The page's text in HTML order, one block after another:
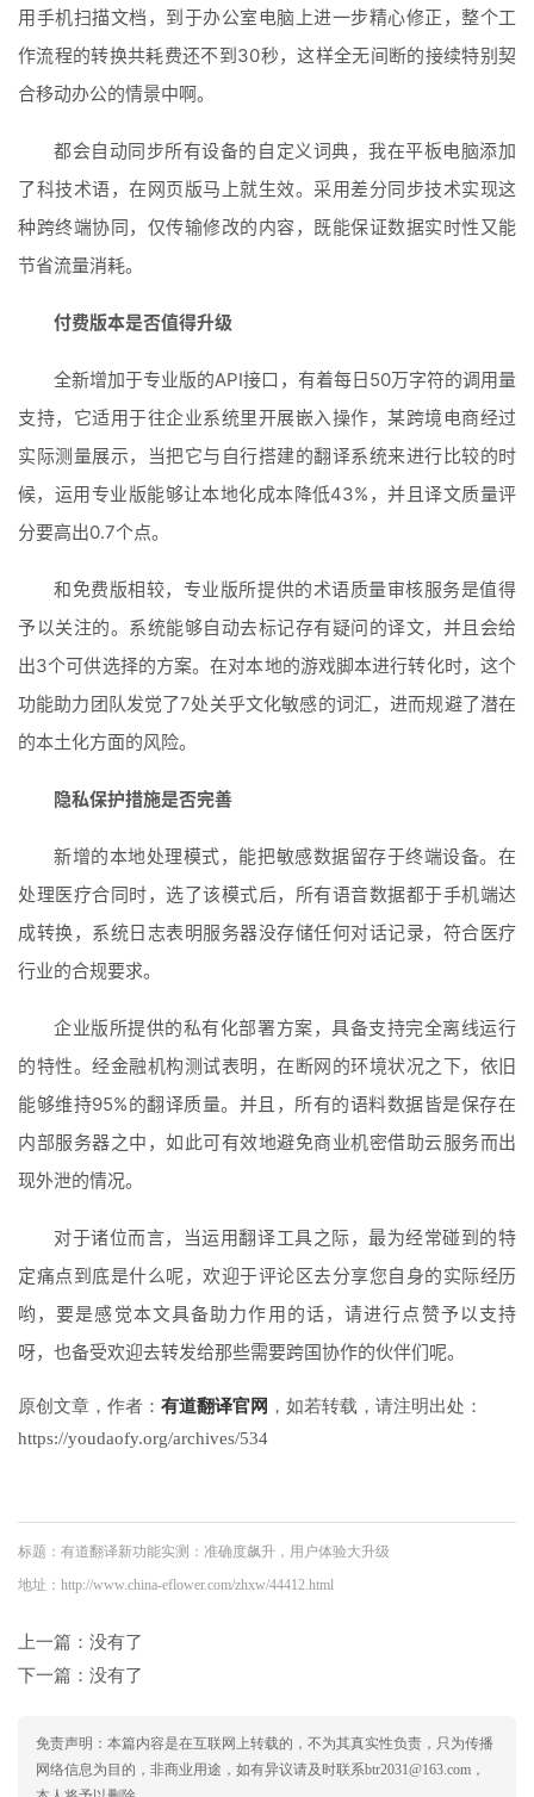
用手机扫描文档，到于办公室电脑上进一步精心修正，整个工
作流程的转换共耗费还不到30秒，这样全无间断的接续特别契
合移动办公的情景中啊。
都会自动同步所有设备的自定义词典，我在平板电脑添加
了科技术语，在网页版马上就生效。采用差分同步技术实现这
种跨终端协同，仅传输修改的内容，既能保证数据实时性又能
节省流量消耗。
付费版本是否值得升级
全新增加于专业版的API接口，有着每日50万字符的调用量
支持，它适用于往企业系统里开展嵌入操作，某跨境电商经过
实际测量展示，当把它与自行搭建的翻译系统来进行比较的时
候，运用专业版能够让本地化成本降低43%，并且译文质量评
分要高出0.7个点。
和免费版相较，专业版所提供的术语质量审核服务是值得
予以关注的。系统能够自动去标记存有疑问的译文，并且会给
出3个可供选择的方案。在对本地的游戏脚本进行转化时，这个
功能助力团队发觉了7处关乎文化敏感的词汇，进而规避了潜在
的本土化方面的风险。
隐私保护措施是否完善
新增的本地处理模式，能把敏感数据留存于终端设备。在
处理医疗合同时，选了该模式后，所有语音数据都于手机端达
成转换，系统日志表明服务器没存储任何对话记录，符合医疗
行业的合规要求。
企业版所提供的私有化部署方案，具备支持完全离线运行
的特性。经金融机构测试表明，在断网的环境状况之下，依旧
能够维持95%的翻译质量。并且，所有的语料数据皆是保存在
内部服务器之中，如此可有效地避免商业机密借助云服务而出
现外泄的情况。
对于诸位而言，当运用翻译工具之际，最为经常碰到的特
定痛点到底是什么呢，欢迎于评论区去分享您自身的实际经历
哟，要是感觉本文具备助力作用的话，请进行点赞予以支持
呀，也备受欢迎去转发给那些需要跨国协作的伙伴们呢。
原创文章，作者： 有道翻译官网 ，如若转载，请注明出处：
https://youdaofy.org/archives/534
标题：有道翻译新功能实测：准确度飙升，用户体验大升级
地址：http://www.china-eflower.com/zhxw/44412.html
上一篇：没有了
下一篇：没有了
免责声明：本篇内容是在互联网上转载的，不为其真实性负责，只为传播
网络信息为目的，非商业用途，如有异议请及时联系btr2031@163.com，